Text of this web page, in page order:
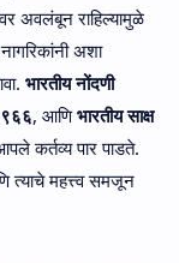
अवलंबून राहिल्यामुळे
अशा
भारतीय नोंदणी
, आणिभारतीय साक्ष
कर्तव्य पार पाडते.
त्याचे महत्त्व समजून